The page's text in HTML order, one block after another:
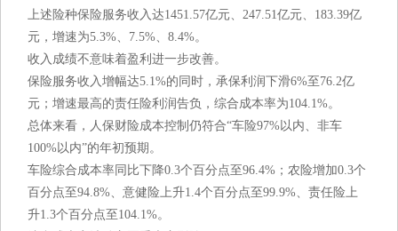
上述险种保险服务收入达1451.57亿元、247.51亿元、183.39亿
元，增速为5.3%、7.5%、8.4%。
收入成绩不意味着盈利进一步改善。
保险服务收入增幅达5.1%的同时，承保利润下滑6%至76.2亿
元；增速最高的责任险利润告负，综合成本率为104.1%。
总体来看，人保财险成本控制仍符合“车险97%以内、非车
100%以内”的年初预期。
车险综合成本率同比下降0.3个百分点至96.4%；农险增加0.3个
百分点至94.8%、意健险上升1.4个百分点至99.9%、责任险上
升1.3个百分点至104.1%。